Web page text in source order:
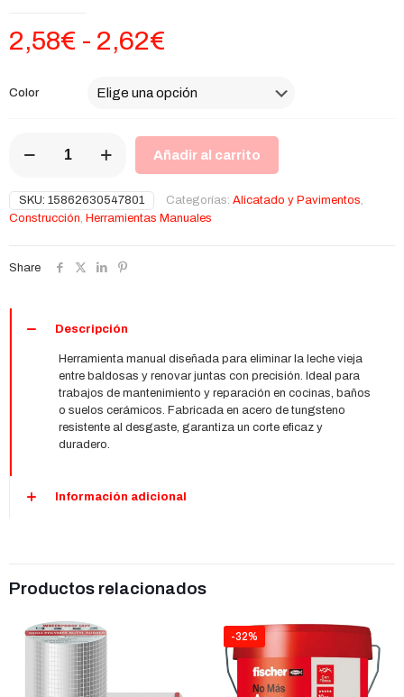
2,58€ - 2,62€
precios:
2,58€
hasta
2,62€
Color
profesional
eliminar
lechada
acero
Añadir al carrito
SKU: 15862630547801 Categorías: Alicatado y Pavimentos,
Construcción, Herramientas Manuales
Share
Descripción
Herramienta manual diseñada para eliminar la leche vieja
entre baldosas y renovar juntas con precisión. Ideal para
trabajos de mantenimiento y reparación en cocinas, baños
o suelos cerámicos. Fabricada en acero de tungsteno
resistente al desgaste, garantiza un corte eficaz y
duradero.
Información adicional
Productos relacionados
-32%